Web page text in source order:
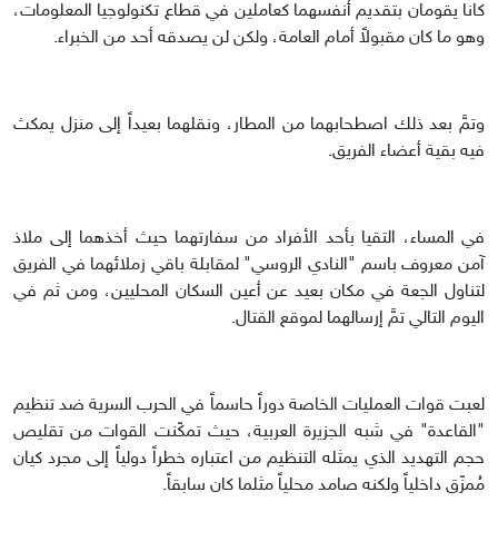
كانا يقومان بتقديم أنفسهما كعاملين في قطاع تكنولوجيا المعلومات،
وهو ما كان مقبولاً أمام العامة، ولكن لن يصدقه أحد من الخبراء.
وتمَّ بعد ذلك اصطحابهما من المطار، ونقلهما بعيداً إلى منزل يمكث
فيه بقية أعضاء الفريق.
في المساء، التقيا بأحد الأفراد من سفارتهما حيث أخذهما إلى ملاذ
آمن معروف باسم "النادي الروسي" لمقابلة باقي زملائهما في الفريق
لتناول الجعة في مكان بعيد عن أعين السكان المحليين، ومن ثم في
اليوم التالي تمَّ إرسالهما لموقع القتال.
لعبت قوات العمليات الخاصة دوراً حاسماً في الحرب السرية ضد تنظيم
"القاعدة" في شبه الجزيرة العربية، حيث تمكّنت القوات من تقليص
حجم التهديد الذي يمثله التنظيم من اعتباره خطراً دولياً إلى مجرد كيان
مُمزّق داخلياً ولكنه صامد محلياً مثلما كان سابقاً.